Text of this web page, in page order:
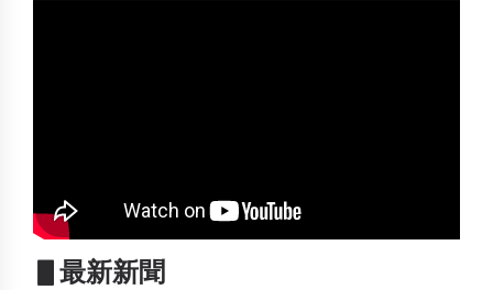
▋最新新聞